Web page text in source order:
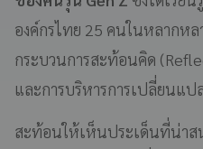
องค์กรไทย 25 คนในหลากห
กระบวนการสะท้อนคิด
และการบริหารการเปลี่ยนแป
สะท้อนให้เห็นประเด็นที่น่าส